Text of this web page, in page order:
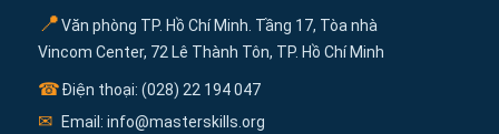
📍Văn phòng TP. Hồ Chí Minh. Tầng 17, Tòa nhà
Vincom Center, 72 Lê Thành Tôn, TP. Hồ Chí Minh
☎Điện thoại: (028) 22 194 047
✉ Email: info@masterskills.org